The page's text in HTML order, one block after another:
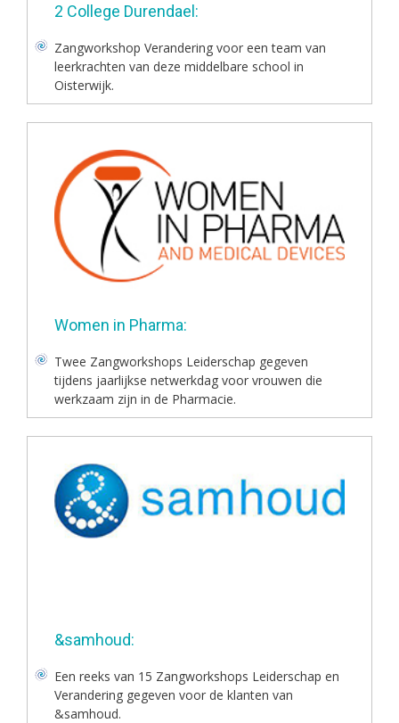
2 College Durendael:
Zangworkshop Verandering voor een team van
leerkrachten van deze middelbare school in
Oisterwijk.
Women in Pharma:
Twee Zangworkshops Leiderschap gegeven
tijdens jaarlijkse netwerkdag voor vrouwen die
werkzaam zijn in de Pharmacie.
&samhoud:
Een reeks van 15 Zangworkshops Leiderschap en
Verandering gegeven voor de klanten van
&samhoud.